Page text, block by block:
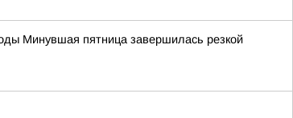
Минувшая пятница завершилась резкой